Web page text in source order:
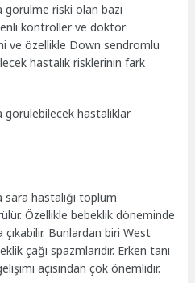
riski olan bazı
kontroller ve doktor
ve özellikle Down sendromlu
hastalık risklerinin fark
hastalıklar
hastalığı toplum
Özellikle bebeklik döneminde
Bunlardan biri West
çağı spazmlarıdır. Erken tanı
açısından çok önemlidir.